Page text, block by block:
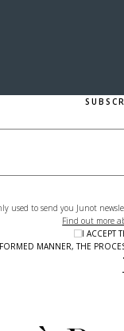
used to send you Junot
Find out more
I ACCEPT
MANNER, THE